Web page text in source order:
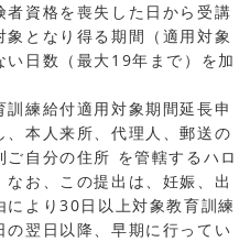
者資格を喪失した日から受講
となり得る期間（適用対象
日数（最大19年まで）を加
練給付適用対象期間延長申
本人来所、代理人、郵送の
自分の住所 を管轄するハロ
お、この提出は、妊娠、出
より30日以上対象教育訓練
翌日以降、早期に行ってい